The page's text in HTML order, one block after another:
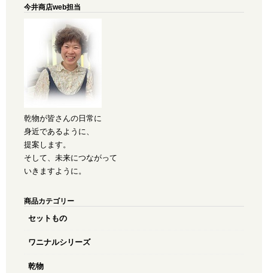
今井商店web担当
乾物が皆さんの日常に
身近であるように、
提案します。
そして、未来につながって
いきますように。
商品カテゴリー
セットもの
ワニナルシリーズ
乾物